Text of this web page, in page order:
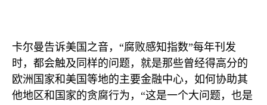
卡尔曼告诉美国之音，“腐败感知指数”每年刊发
时，都会触及同样的问题，就是那些曾经得高分的
欧洲国家和美国等地的主要金融中心，如何协助其
他地区和国家的贪腐行为，“这是一个大问题，也是